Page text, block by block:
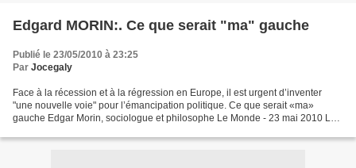
Edgard MORIN:. Ce que serait "ma" gauche
Publié le 23/05/2010 à 23:25
Par Jocegaly
Face à la récession et à la régression en Europe, il est urgent d’inventer
"une nouvelle voie" pour l’émancipation politique. Ce que serait «ma»
gauche Edgar Morin, sociologue et philosophe Le Monde - 23 mai 2010 La